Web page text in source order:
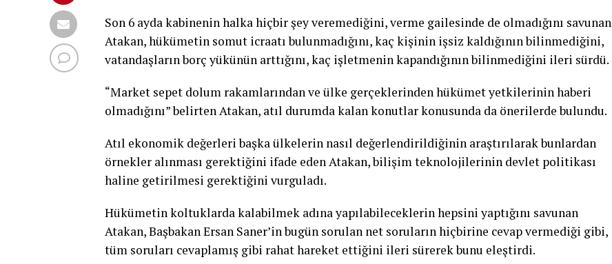
Son 6 ayda kabinenin halka hiçbir şey veremediğini, verme gailesinde de olmadığını savunan
Atakan, hükümetin somut icraatı bulunmadığını, kaç kişinin işsiz kaldığının bilinmediğini,
vatandaşların borç yükünün arttığını, kaç işletmenin kapandığının bilinmediğini ileri sürdü.
“Market sepet dolum rakamlarından ve ülke gerçeklerinden hükümet yetkilerinin haberi
olmadığını” belirten Atakan, atıl durumda kalan konutlar konusunda da önerilerde bulundu.
Atıl ekonomik değerleri başka ülkelerin nasıl değerlendirildiğinin araştırılarak bunlardan
örnekler alınması gerektiğini ifade eden Atakan, bilişim teknolojilerinin devlet politikası
haline getirilmesi gerektiğini vurguladı.
Hükümetin koltuklarda kalabilmek adına yapılabileceklerin hepsini yaptığını savunan
Atakan, Başbakan Ersan Saner’in bugün sorulan net soruların hiçbirine cevap vermediği gibi,
tüm soruları cevaplamış gibi rahat hareket ettiğini ileri sürerek bunu eleştirdi.